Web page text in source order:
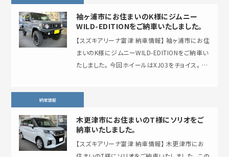
袖ヶ浦市にお住まいのK様にジムニー
WILD-EDITIONをご納車いたしました。
【スズキアリーナ富津 納車情報】 袖ヶ浦市にお住
まいのK様にジムニーWILD-EDITIONをご納車い
たしました。 今回ホイールはXJ03をチョイス。 コ
納車情報
木更津市にお住まいのT様にソリオをご
納車いたしました。
【スズキアリーナ富津 納車情報】 木更津市にお